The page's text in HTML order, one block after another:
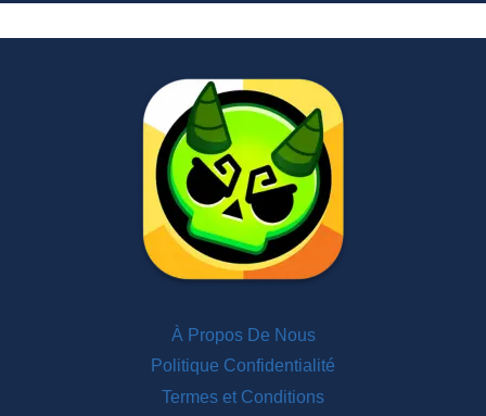
À Propos De Nous
Politique Confidentialité
Termes et Conditions